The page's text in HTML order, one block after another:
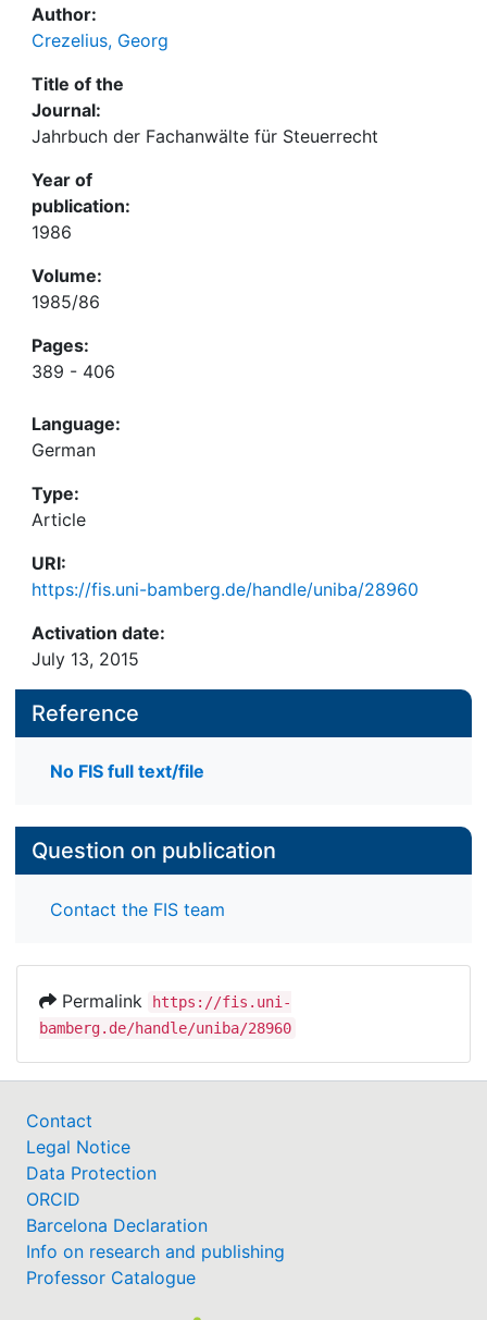
Author:
Crezelius, Georg
Title of the
Journal:
Jahrbuch der Fachanwälte für Steuerrecht
Year of
publication:
1986
Volume:
1985/86
Pages:
389 - 406
Language:
German
Type:
Article
URI:
https://fis.uni-bamberg.de/handle/uniba/28960
Activation date:
July 13, 2015
Reference
No FIS full text/file
Question on publication
Contact the FIS team
Permalink
https://fis.uni-
bamberg.de/handle/uniba/28960
Contact
Legal Notice
Data Protection
ORCID
Barcelona Declaration
Info on research and publishing
Professor Catalogue